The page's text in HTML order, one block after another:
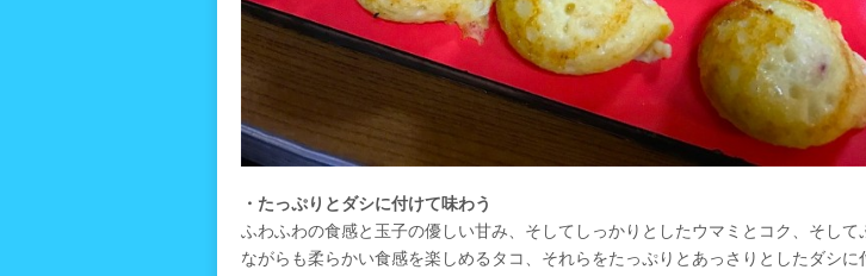
・たっぷりとダシに付けて味わう
ふわふわの食感と玉子の優しい甘み、そしてしっかりとしたウマミとコク、そして
ながらも柔らかい食感を楽しめるタコ、それらをたっぷりとあっさりとしたダシに